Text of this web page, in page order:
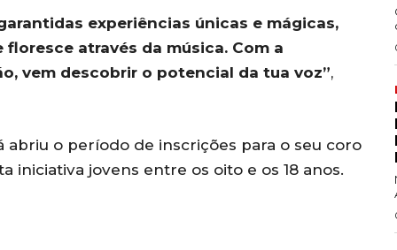
experiências únicas e mágicas,
através da música. Com a
vem descobrir o potencial da tua voz”,
abriu o período de inscrições para o seu coro
iniciativa jovens entre os oito e os 18 anos.